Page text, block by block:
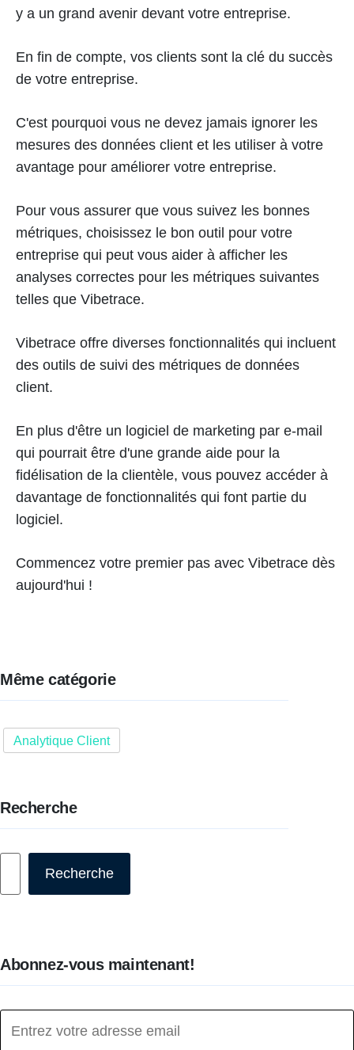
y a un grand avenir devant votre entreprise.
En fin de compte, vos clients sont la clé du succès
de votre entreprise.
C'est pourquoi vous ne devez jamais ignorer les
mesures des données client et les utiliser à votre
avantage pour améliorer votre entreprise.
Pour vous assurer que vous suivez les bonnes
métriques, choisissez le bon outil pour votre
entreprise qui peut vous aider à afficher les
analyses correctes pour les métriques suivantes
telles que Vibetrace.
Vibetrace offre diverses fonctionnalités qui incluent
des outils de suivi des métriques de données
client.
En plus d'être un logiciel de marketing par e-mail
qui pourrait être d'une grande aide pour la
fidélisation de la clientèle, vous pouvez accéder à
davantage de fonctionnalités qui font partie du
logiciel.
Commencez votre premier pas avec Vibetrace dès
aujourd'hui !
Même catégorie
Analytique Client
Recherche
Recherche
Abonnez-vous maintenant!